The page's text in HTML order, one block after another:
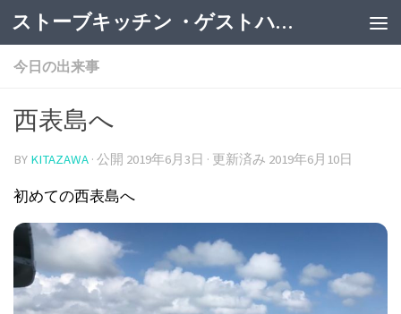
ストーブキッチン ・ゲストハウス
今日の出来事
西表島へ
BY KITAZAWA · 公開 2019年6月3日 · 更新済み 2019年6月10日
初めての西表島へ